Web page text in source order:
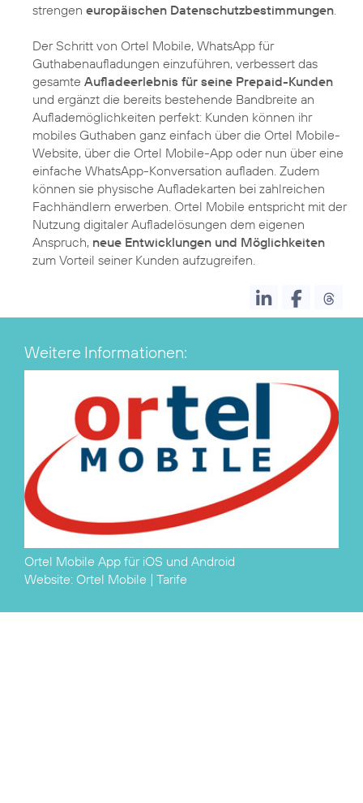
strengen europäischen Datenschutzbestimmungen.
Der Schritt von Ortel Mobile, WhatsApp für
Guthabenaufladungen einzuführen, verbessert das
gesamte Aufladeerlebnis für seine Prepaid-Kunden
und ergänzt die bereits bestehende Bandbreite an
Auflademöglichkeiten perfekt: Kunden können ihr
mobiles Guthaben ganz einfach über die Ortel Mobile-
Website, über die Ortel Mobile-App oder nun über eine
einfache WhatsApp-Konversation aufladen. Zudem
können sie physische Aufladekarten bei zahlreichen
Fachhändlern erwerben. Ortel Mobile entspricht mit der
Nutzung digitaler Aufladelösungen dem eigenen
Anspruch, neue Entwicklungen und Möglichkeiten
zum Vorteil seiner Kunden aufzugreifen.
Weitere Informationen:
Ortel Mobile App für iOS und Android
Website: Ortel Mobile | Tarife